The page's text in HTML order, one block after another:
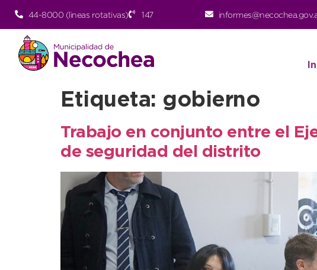
44-8000 (lineas rotativas) 147
Etiqueta: gobierno
Trabajo en conjunto entre el
de seguridad del distrito